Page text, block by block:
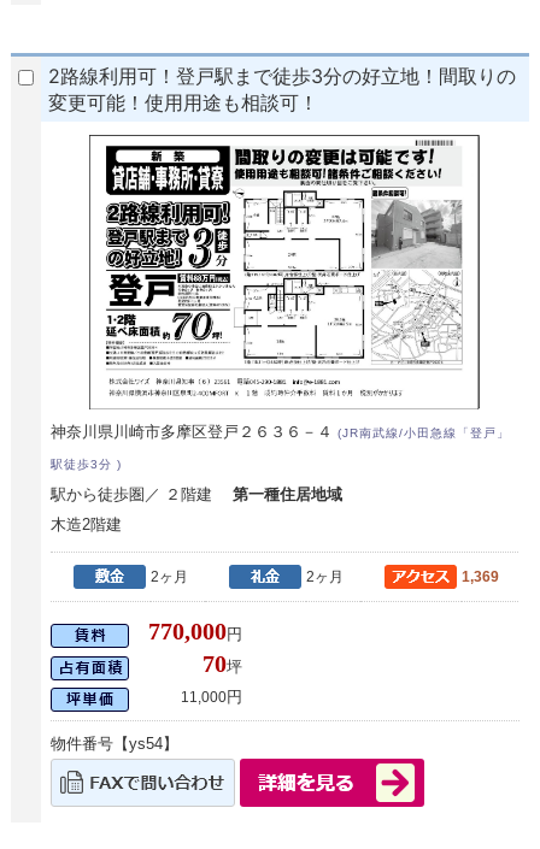
2路線利用可！登戸駅まで徒歩3分の好立地！間取りの
変更可能！使用用途も相談可！
神奈川県川崎市多摩区登戸２６３６－４(JR南武線/小田急線「登戸」
駅徒歩3分 )
駅から徒歩圏／ ２階建第一種住居地域
木造2階建
2ヶ月 2ヶ月 1,369
770,000円
70坪
11,000円
物件番号【ys54】